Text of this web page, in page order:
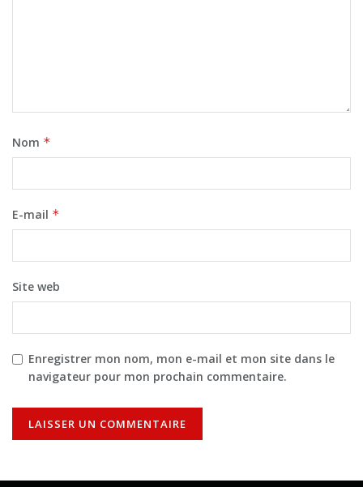
Nom *
E-mail *
Site web
Enregistrer mon nom, mon e-mail et mon site dans le
navigateur pour mon prochain commentaire.